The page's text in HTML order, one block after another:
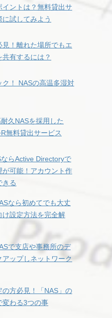
イントは？無料貸出サ
試してみよう
見！離れた場所でもエ
有するには？
ク！ NASの高温多湿対
久NASを採用した
無料貸出サービス
らActive Directoryで
が可能！アカウント作
きる
なら初めてでも大丈
け設定方法を完全解
で支店や事務所のデ
アップしネットワーク
の方必見！「NAS」の
変わる3つの事